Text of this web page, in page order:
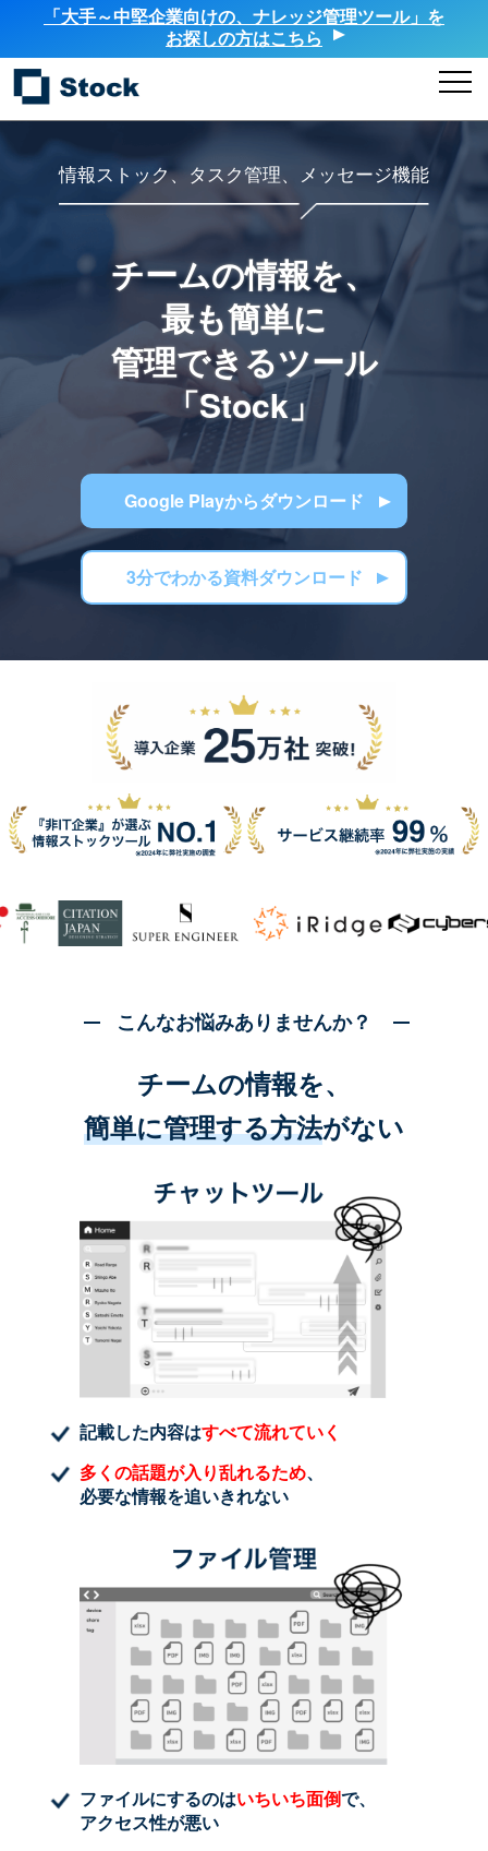
「大手～中堅企業向けの、ナレッジ管理ツール」を
お探しの方はこちら
情報ストック、タスク管理、メッセージ機能
チームの情報を、
最も簡単に
管理できるツール
「Stock」
Google Playからダウンロード
3分でわかる資料ダウンロード
こんなお悩みありませんか？
チームの情報を、
簡単に管理する方法がない
記載した内容はすべて流れていく
多くの話題が入り乱れるため、
必要な情報を追いきれない
ファイルにするのはいちいち面倒で、
アクセス性が悪い